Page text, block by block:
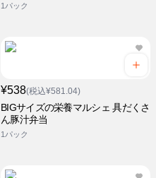
1パック
¥538(税込¥581.04)
BIGサイズの栄養マルシェ 具だくさ
ん豚汁弁当
1パック